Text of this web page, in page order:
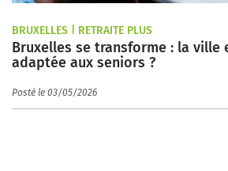
BRUXELLES | RETRAITE PLUS
Bruxelles se transforme : la ville
adaptée aux seniors ?
Posté le 03/05/2026